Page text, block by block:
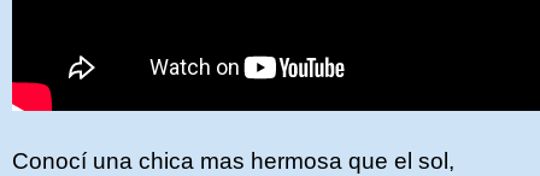
Conocí una chica mas hermosa que el sol,